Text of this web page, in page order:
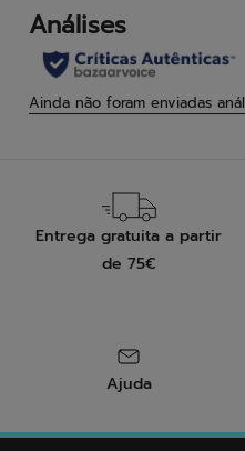
análises
Entrega gratuita a partir
de 75€
Ajuda